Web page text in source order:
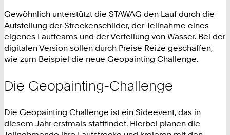
Gewöhnlich unterstützt die STAWAG den Lauf durch die
Aufstellung der Streckenschilder, der Teilnahme eines
eigenes Laufteams und der Verteilung von Wasser. Bei der
digitalen Version sollen durch Preise Reize geschaffen,
wie zum Beispiel die neue Geopainting Challenge.
Die Geopainting-Challenge
Die Geopainting Challenge ist ein Sideevent, das in
diesem Jahr erstmals stattfindet. Hierbei planen die